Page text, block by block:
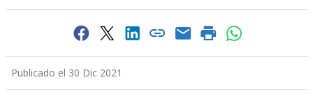
Publicado el 30 Dic 2021